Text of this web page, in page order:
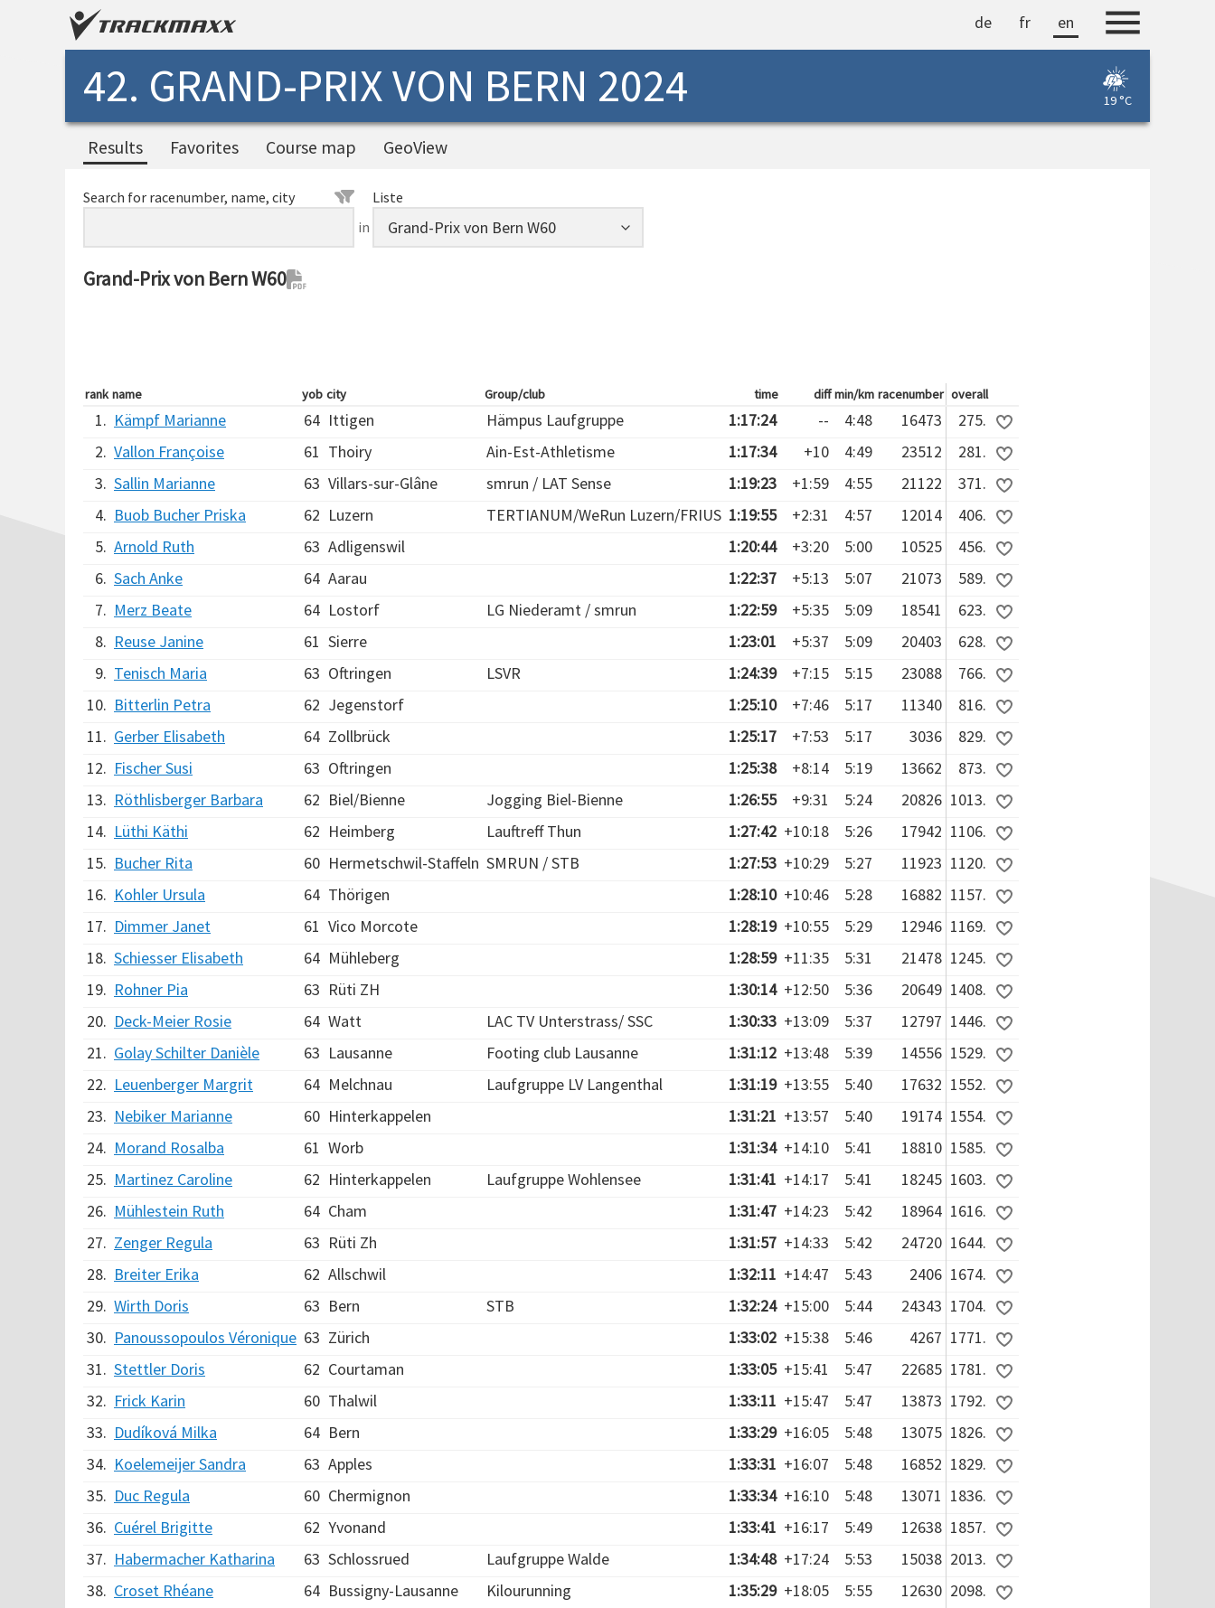
de fr en
42. GRAND-PRIX VON BERN 2024 19 °C
Results Favorites Course map GeoView
Search for racenumber, name, city
in
Liste
Grand-Prix von Bern W60
rank name yob city Group/club time diff min/km racenumber overall
1. Kämpf Marianne 64 Ittigen Hämpus Laufgruppe 1:17:24 -- 4:48 16473
275.
2. Vallon Françoise 61 Thoiry Ain-Est-Athletisme 1:17:34 +10 4:49 23512
281.
3. Sallin Marianne 63 Villars-sur-Glâne smrun / LAT Sense 1:19:23 +1:59 4:55 21122
371.
4. Buob Bucher Priska 62 Luzern TERTIANUM/WeRun Luzern/FRIUS 1:19:55 +2:31 4:57 12014
406.
5. Arnold Ruth 63 Adligenswil 1:20:44 +3:20 5:00 10525
456.
6. Sach Anke 64 Aarau 1:22:37 +5:13 5:07 21073
589.
7. Merz Beate 64 Lostorf LG Niederamt / smrun 1:22:59 +5:35 5:09 18541
623.
8. Reuse Janine 61 Sierre 1:23:01 +5:37 5:09 20403
628.
9. Tenisch Maria 63 Oftringen LSVR 1:24:39 +7:15 5:15 23088
766.
10. Bitterlin Petra 62 Jegenstorf 1:25:10 +7:46 5:17 11340
816.
11. Gerber Elisabeth 64 Zollbrück 1:25:17 +7:53 5:17 3036
829.
12. Fischer Susi 63 Oftringen 1:25:38 +8:14 5:19 13662
873.
13. Röthlisberger Barbara 62 Biel/Bienne Jogging Biel-Bienne 1:26:55 +9:31 5:24 20826 1013.
14. Lüthi Käthi 62 Heimberg Lauftreff Thun 1:27:42 +10:18 5:26 17942 1106.
15. Bucher Rita 60 Hermetschwil-Staffeln SMRUN / STB 1:27:53 +10:29 5:27 11923 1120.
16. Kohler Ursula 64 Thörigen 1:28:10 +10:46 5:28 16882 1157.
17. Dimmer Janet 61 Vico Morcote 1:28:19 +10:55 5:29 12946 1169.
18. Schiesser Elisabeth 64 Mühleberg 1:28:59 +11:35 5:31 21478 1245.
19. Rohner Pia 63 Rüti ZH 1:30:14 +12:50 5:36 20649 1408.
20. Deck-Meier Rosie 64 Watt LAC TV Unterstrass/ SSC 1:30:33 +13:09 5:37 12797 1446.
21. Golay Schilter Danièle 63 Lausanne Footing club Lausanne 1:31:12 +13:48 5:39 14556 1529.
22. Leuenberger Margrit 64 Melchnau Laufgruppe LV Langenthal 1:31:19 +13:55 5:40 17632 1552.
23. Nebiker Marianne 60 Hinterkappelen 1:31:21 +13:57 5:40 19174 1554.
24. Morand Rosalba 61 Worb 1:31:34 +14:10 5:41 18810 1585.
25. Martinez Caroline 62 Hinterkappelen Laufgruppe Wohlensee 1:31:41 +14:17 5:41 18245 1603.
26. Mühlestein Ruth 64 Cham 1:31:47 +14:23 5:42 18964 1616.
27. Zenger Regula 63 Rüti Zh 1:31:57 +14:33 5:42 24720 1644.
28. Breiter Erika 62 Allschwil 1:32:11 +14:47 5:43 2406 1674.
29. Wirth Doris 63 Bern STB 1:32:24 +15:00 5:44 24343 1704.
30. Panoussopoulos Véronique 63 Zürich 1:33:02 +15:38 5:46 4267 1771.
31. Stettler Doris 62 Courtaman 1:33:05 +15:41 5:47 22685 1781.
32. Frick Karin 60 Thalwil 1:33:11 +15:47 5:47 13873 1792.
33. Dudíková Milka 64 Bern 1:33:29 +16:05 5:48 13075 1826.
34. Koelemeijer Sandra 63 Apples 1:33:31 +16:07 5:48 16852 1829.
35. Duc Regula 60 Chermignon 1:33:34 +16:10 5:48 13071 1836.
36. Cuérel Brigitte 62 Yvonand 1:33:41 +16:17 5:49 12638 1857.
37. Habermacher Katharina 63 Schlossrued Laufgruppe Walde 1:34:48 +17:24 5:53 15038 2013.
38. Croset Rhéane 64 Bussigny-Lausanne Kilourunning 1:35:29 +18:05 5:55 12630 2098.